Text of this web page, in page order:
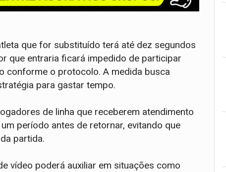
que for substituído terá até dez segundos
que entraria ficará impedido de participar
conforme o protocolo. A medida busca
para gastar tempo.
de linha que receberem atendimento
período antes de retornar, evitando que
partida.
vídeo poderá auxiliar em situações como